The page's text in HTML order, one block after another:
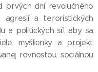
prvých dní revolučného
agresií a teroristických
a politických síl, aby sa
myšlienky a projekt
rovnosťou, sociálnou